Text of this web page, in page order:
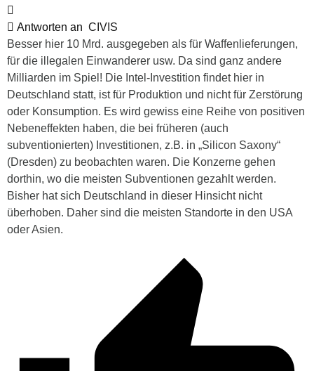
Antworten an CIVIS
Besser hier 10 Mrd. ausgegeben als für Waffenlieferungen,
für die illegalen Einwanderer usw. Da sind ganz andere
Milliarden im Spiel! Die Intel-Investition findet hier in
Deutschland statt, ist für Produktion und nicht für Zerstörung
oder Konsumption. Es wird gewiss eine Reihe von positiven
Nebeneffekten haben, die bei früheren (auch
subventionierten) Investitionen, z.B. in „Silicon Saxony“
(Dresden) zu beobachten waren. Die Konzerne gehen
dorthin, wo die meisten Subventionen gezahlt werden.
Bisher hat sich Deutschland in dieser Hinsicht nicht
überhoben. Daher sind die meisten Standorte in den USA
oder Asien.